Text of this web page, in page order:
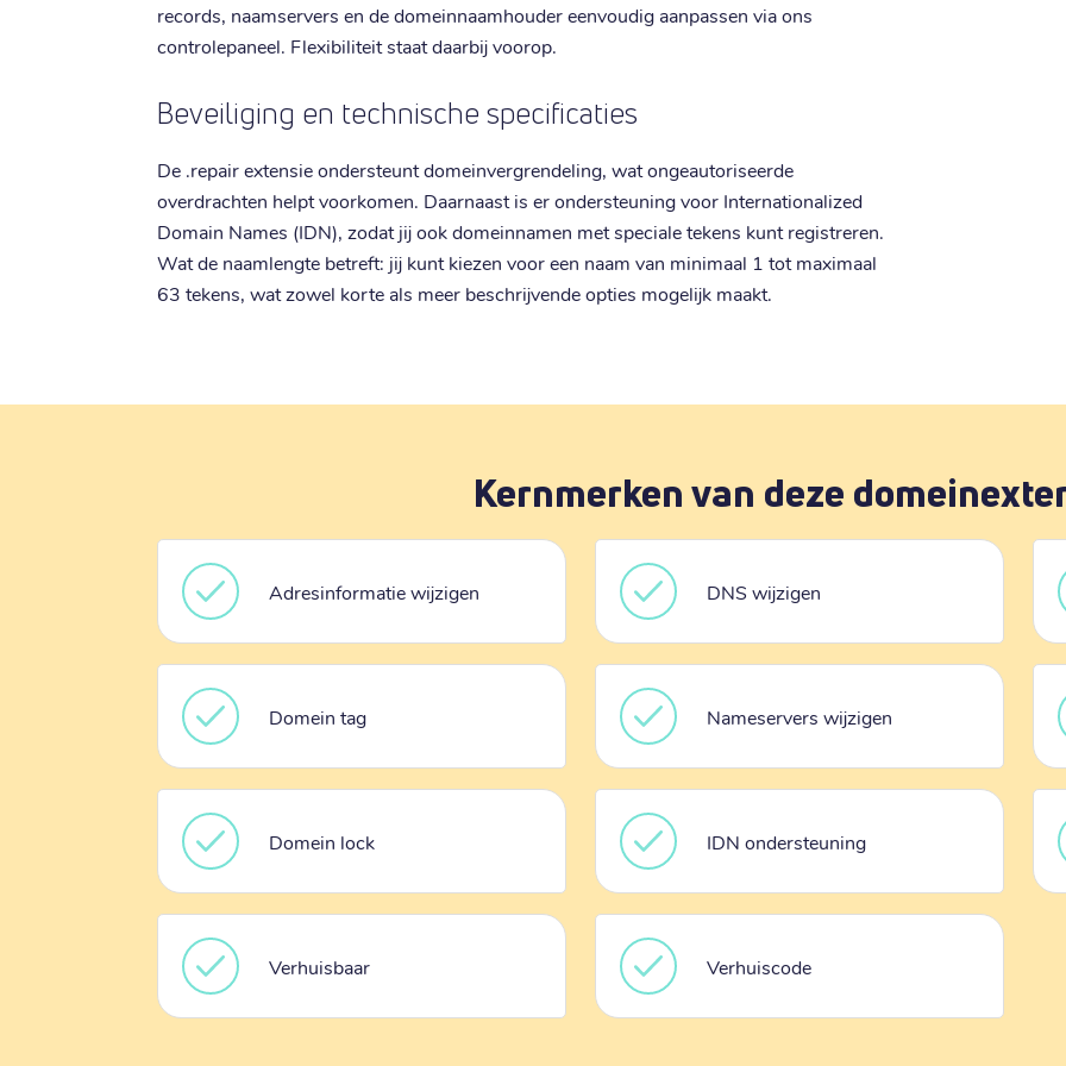
records, naamservers en de domeinnaamhouder eenvoudig aanpassen via ons
controlepaneel. Flexibiliteit staat daarbij voorop.
Beveiliging en technische specificaties
De .repair extensie ondersteunt domeinvergrendeling, wat ongeautoriseerde
overdrachten helpt voorkomen. Daarnaast is er ondersteuning voor Internationalized
Domain Names (IDN), zodat jij ook domeinnamen met speciale tekens kunt registreren.
Wat de naamlengte betreft: jij kunt kiezen voor een naam van minimaal 1 tot maximaal
63 tekens, wat zowel korte als meer beschrijvende opties mogelijk maakt.
Kernmerken van deze
Adresinformatie wijzigen DNS wijzigen
Domein tag Nameservers wijzigen
Domein lock IDN ondersteuning
Verhuisbaar Verhuiscode